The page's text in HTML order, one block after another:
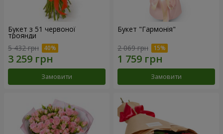
Букет з 51 червоної
троянди
5 432 грн
Замовити
Букет "Гармонія"
2 069 грн
Замовити